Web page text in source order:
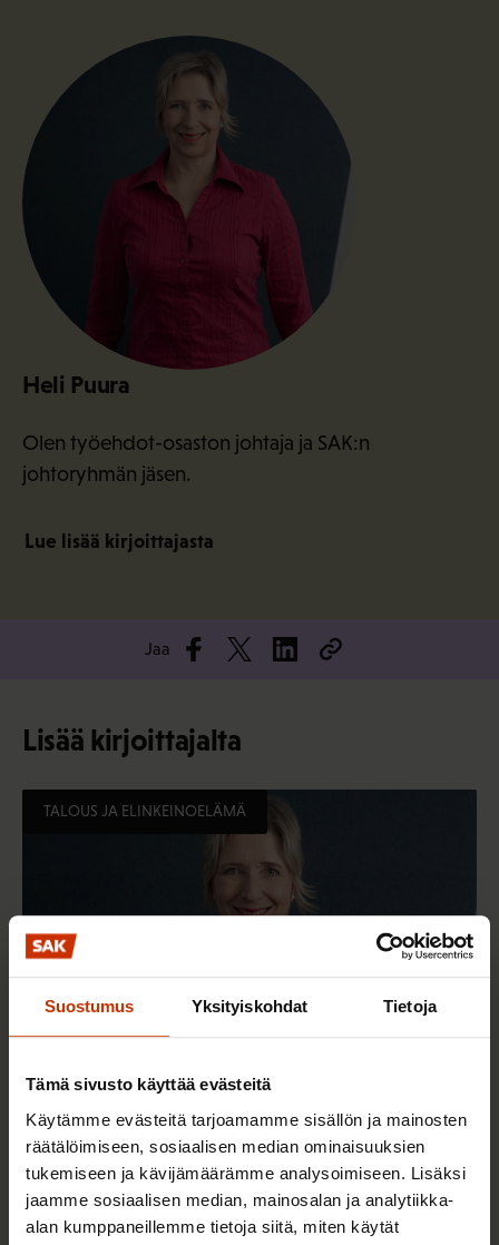
Suostumus Yksityiskohdat Tietoja
Tämä sivusto käyttää evästeitä
Käytämme evästeitä tarjoamamme sisällön ja mainosten
räätälöimiseen, sosiaalisen median ominaisuuksien
tukemiseen ja kävijämäärämme analysoimiseen. Lisäksi
jaamme sosiaalisen median, mainosalan ja analytiikka-
alan kumppaneillemme tietoja siitä, miten käytät
Heli Puura
Olen työehdot-osaston johtaja ja SAK:n
johtoryhmän jäsen.
Lue lisää kirjoittajasta
Jaa
Lisää kirjoittajalta
TALOUS JA ELINKEINOELÄMÄ
5.12.2023
Miten voimme vahvistaa kilpailukykyä ja
työllisyyttä?